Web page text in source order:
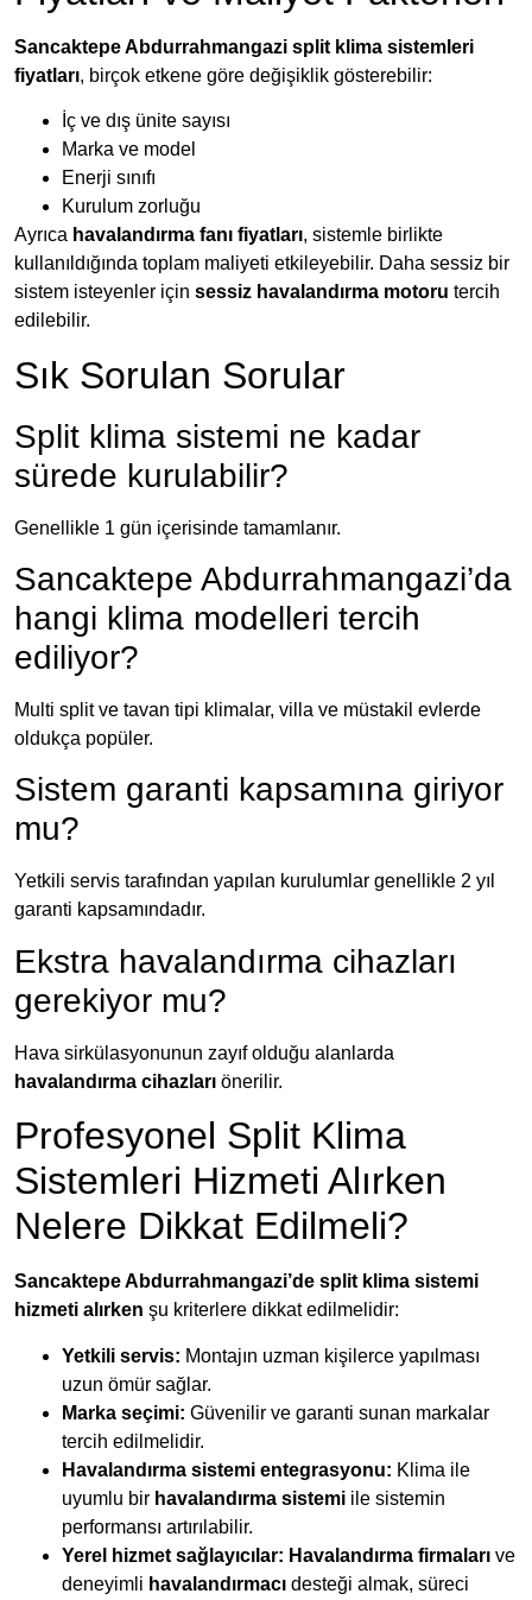
Sancaktepe Abdurrahmangazi split klima sistemleri
fiyatları, birçok etkene göre değişiklik gösterebilir:
İç ve dış ünite sayısı
Marka ve model
Enerji sınıfı
Kurulum zorluğu
Ayrıca havalandırma fanı fiyatları, sistemle birlikte
kullanıldığında toplam maliyeti etkileyebilir. Daha sessiz bir
sistem isteyenler için sessiz havalandırma motoru tercih
edilebilir.
Sık Sorulan Sorular
Split klima sistemi ne kadar
sürede kurulabilir?
Genellikle 1 gün içerisinde tamamlanır.
Sancaktepe Abdurrahmangazi’da
hangi klima modelleri tercih
ediliyor?
Multi split ve tavan tipi klimalar, villa ve müstakil evlerde
oldukça popüler.
Sistem garanti kapsamına giriyor
mu?
Yetkili servis tarafından yapılan kurulumlar genellikle 2 yıl
garanti kapsamındadır.
Ekstra havalandırma cihazları
gerekiyor mu?
Hava sirkülasyonunun zayıf olduğu alanlarda
havalandırma cihazları önerilir.
Profesyonel Split Klima
Sistemleri Hizmeti Alırken
Nelere Dikkat Edilmeli?
Sancaktepe Abdurrahmangazi’de split klima sistemi
hizmeti alırken şu kriterlere dikkat edilmelidir:
Yetkili servis: Montajın uzman kişilerce yapılması
uzun ömür sağlar.
Marka seçimi: Güvenilir ve garanti sunan markalar
tercih edilmelidir.
Havalandırma sistemi entegrasyonu: Klima ile
uyumlu bir havalandırma sistemi ile sistemin
performansı artırılabilir.
Yerel hizmet sağlayıcılar: Havalandırma firmaları ve
deneyimli havalandırmacı desteği almak, süreci